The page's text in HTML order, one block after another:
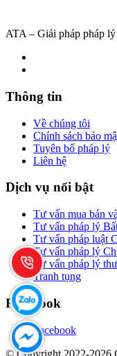
ATA – Giải pháp pháp
Thông tin
Về chúng tôi
Chính sách bảo
Tuyên bố pháp lý
Liên hệ
Dịch vụ nổi bật
Tư vấn mua bán
Tư vấn pháp lý
Tư vấn pháp luật
Tư vấn pháp lý
Tư vấn pháp lý
Tranh tụng
Facebook
Facebook
© Copyright 2022-2026